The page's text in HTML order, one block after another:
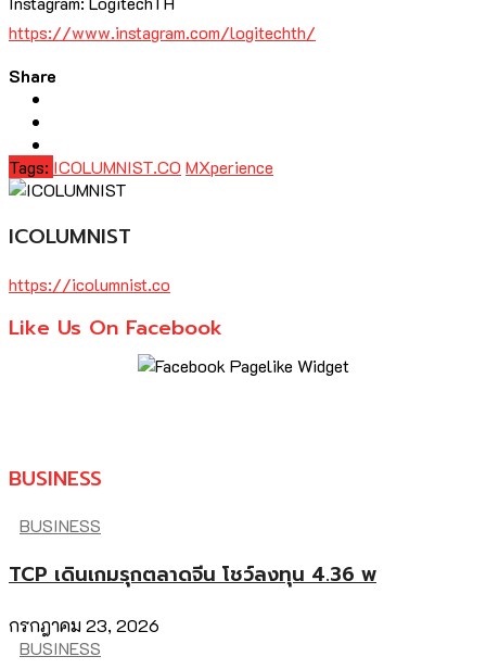
https://www.instagram.com/logitechth/
Share
Tags: ICOLUMNIST.CO MXperience
ICOLUMNIST
https://icolumnist.co
Like Us On Facebook
BUSINESS
BUSINESS
TCP เดินเกมรุกตลาดจีน โชว์ลงทุน 4.36 พ
กรกฎาคม 23, 2026
BUSINESS